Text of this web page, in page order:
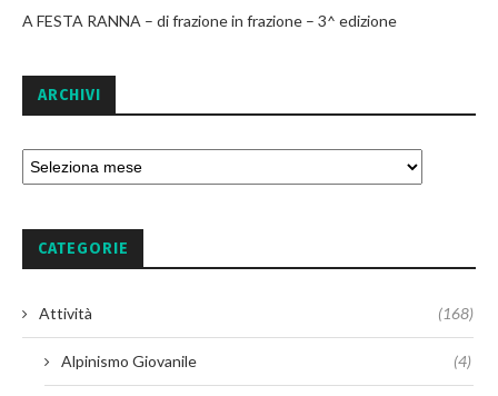
A FESTA RANNA – di frazione in frazione – 3^ edizione
ARCHIVI
CATEGORIE
Attività (168)
Alpinismo Giovanile (4)